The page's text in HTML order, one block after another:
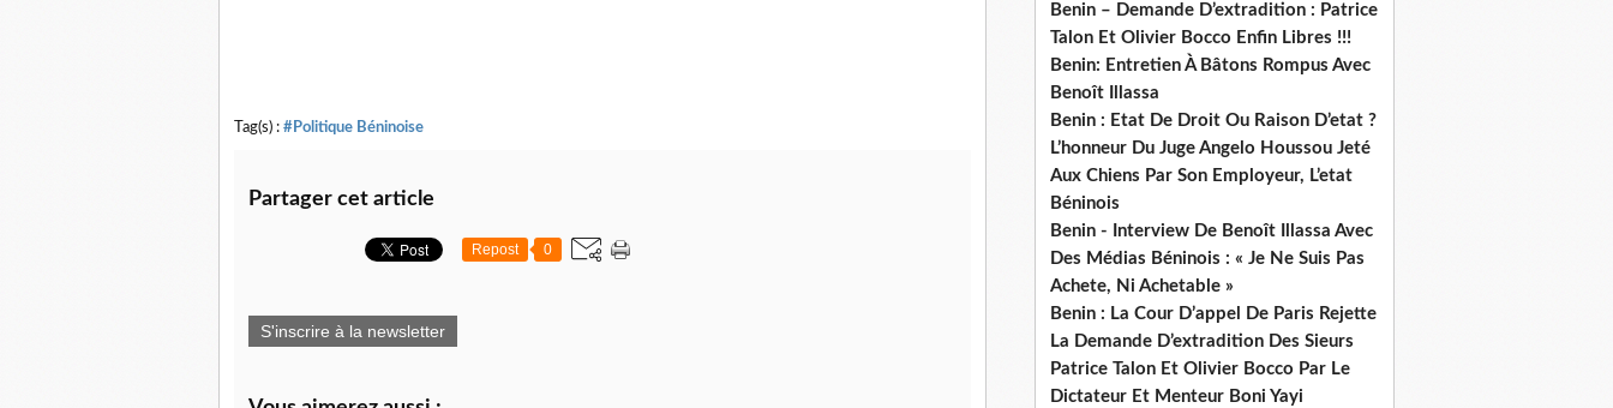
Tag(s) : #Politique Béninoise
Partager cet article
Repost 0
S'inscrire à la newsletter
Benin – Demande D’extradition : Patrice
Talon Et Olivier Bocco Enfin Libres !!!
Benin: Entretien À Bâtons Rompus Avec
Benoît Illassa
Benin : Etat De Droit Ou Raison D’etat ?
L’honneur Du Juge Angelo Houssou Jeté
Aux Chiens Par Son Employeur, L’etat
Béninois
Benin - Interview De Benoît Illassa Avec
Des Médias Béninois : « Je Ne Suis Pas
Achete, Ni Achetable »
Benin : La Cour D’appel De Paris Rejette
La Demande D’extradition Des Sieurs
Patrice Talon Et Olivier Bocco Par Le
Dictateur Et Menteur Boni Yayi